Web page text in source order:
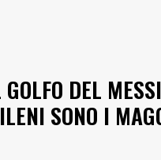
DEL
SONO I